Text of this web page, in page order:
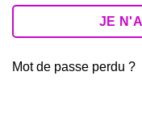
JE
Mot de passe perdu ?